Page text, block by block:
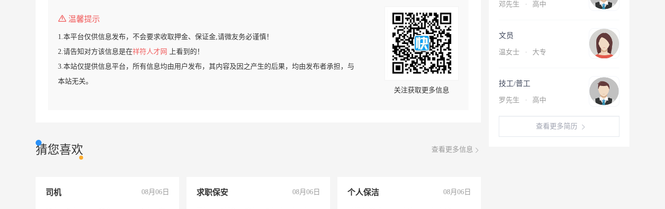
温馨提示
1.本平台仅供信息发布，不会要求收取押金、保证金,请微友务必谨慎！
2.请告知对方该信息是在祥符人才网
上看到的！
3.本站仅提供信息平台，所有信息均由用户发布，其内容及因之产生的后果，均由发布者承担，与
本站无关。
关注获取更多信息
猜您喜欢 查看更多信息
司机 08月06日 求职保安 08月06日 个人保洁 08月06日
邓先生 · 高中
文员
温女士 · 大专
技工/普工
罗先生 · 高中
查看更多简历